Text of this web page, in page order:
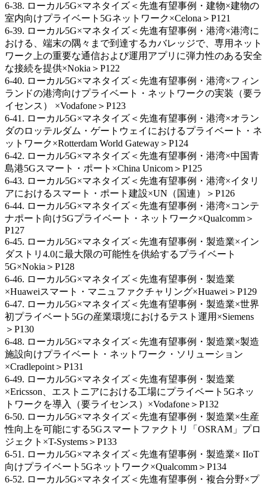
6-38. ローカル5G×マネタイズ＜先進有望事例・建物×建物の
室内向けプライベート5Gネットワーク×Celona＞P121
6-39. ローカル5G×マネタイズ＜先進有望事例・港湾×港湾に
おける、端末の隅々まで到達するカバレッジで、専用ネット
ワーク上の重要な通信および運用アプリに弾力性のある安全
な接続を提供×Nokia＞P122
6-40. ローカル5G×マネタイズ＜先進有望事例・港湾×フィン
ランドの港湾向けプライベート・ネットワークの実装（要ラ
イセンス） ×Vodafone＞P123
6-41. ローカル5G×マネタイズ＜先進有望事例・港湾×オラン
ダのロッテルダム・ゲートウェイにおけるプライベート・ネ
ットワーク×Rotterdam World Gateway＞P124
6-42. ローカル5G×マネタイズ＜先進有望事例・港湾×中国青
島港5Gスマート・ポート×China Unicom＞P125
6-43. ローカル5G×マネタイズ＜先進有望事例・港湾×イタリ
アにおけるスマート・ポート建設×UN（国連）＞P126
6-44. ローカル5G×マネタイズ＜先進有望事例・港湾×コンテ
ナポート向け5Gプライベート・ネットワーク×Qualcomm＞
P127
6-45. ローカル5G×マネタイズ＜先進有望事例・製造業×イン
ダストリ4.0に最大限の可能性を供給するプライベート
5G×Nokia＞P128
6-46. ローカル5G×マネタイズ＜先進有望事例・製造業
×Huaweiスマート・マニュファクチャリング×Huawei＞P129
6-47. ローカル5G×マネタイズ＜先進有望事例・製造業×世界
初プライベート5Gの産業環境におけるテスト運用×Siemens
＞P130
6-48. ローカル5G×マネタイズ＜先進有望事例・製造業×製造
施設向けプライベート・ネットワーク・ソリューション
×Cradlepoint＞P131
6-49. ローカル5G×マネタイズ＜先進有望事例・製造業
×Ericsson、エストニアにおける工場にプライベート5Gネッ
トワークを導入（要ライセンス）×Vodafone＞P132
6-50. ローカル5G×マネタイズ＜先進有望事例・製造業×生産
性向上を可能にする5Gスマートファクトリ「OSRAM」プロ
ジェクト×T-Systems＞P133
6-51. ローカル5G×マネタイズ＜先進有望事例・製造業× IIoT
向けプライベート5Gネットワーク×Qualcomm＞P134
6-52. ローカル5G×マネタイズ＜先進有望事例・複合分野×プ